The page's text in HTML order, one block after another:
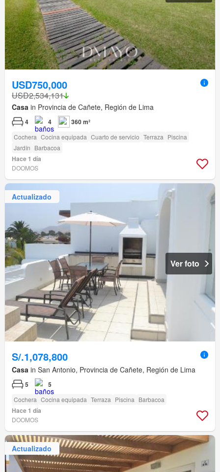
USD750,000
USD2,534,131
Casa in Provincia de Cañete, Región de Lima
4 4 360 m²
Cochera Cocina equipada Cuarto de servicio Terraza Piscina
Jardín Barbacoa
Hace 1 día
DOOMOS
Actualizado
Ver foto
S/.1,078,800
Casa in San Antonio, Provincia de Cañete, Región de Lima
5 5
Cochera Cocina equipada Terraza Piscina Barbacoa
Hace 1 día
DOOMOS
Actualizado